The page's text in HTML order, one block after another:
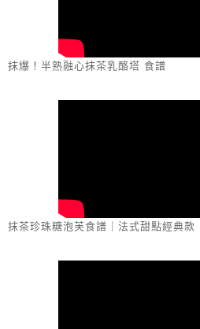
抹爆！半熟融心抹茶乳酪塔 食譜
抹茶珍珠糖泡芙食譜｜法式甜點經典款